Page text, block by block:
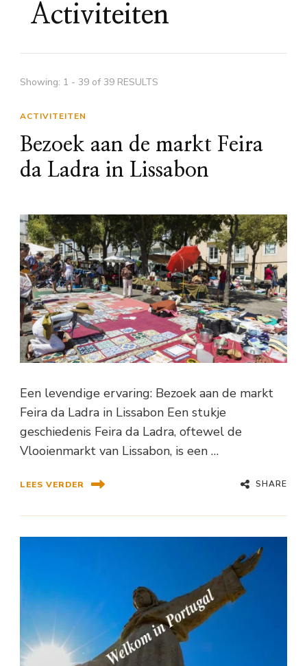
Activiteiten
Showing: 1 - 39 of 39 RESULTS
ACTIVITEITEN
Bezoek aan de markt Feira
da Ladra in Lissabon
Een levendige ervaring: Bezoek aan de markt
Feira da Ladra in Lissabon Een stukje
geschiedenis Feira da Ladra, oftewel de
Vlooienmarkt van Lissabon, is een …
LEES VERDER SHARE